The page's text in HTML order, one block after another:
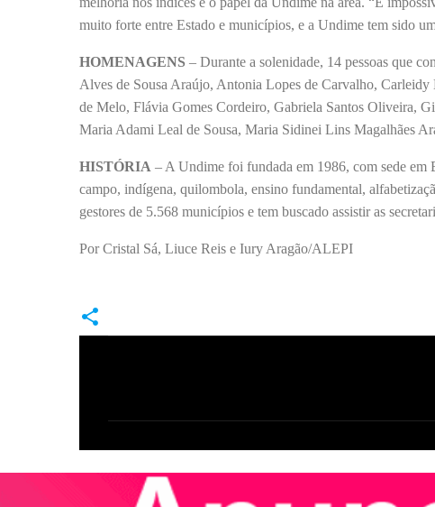
muito forte entre Estado e municípios, e a Undime tem sido
HOMENAGENS – Durante a solenidade, 14 pessoas que
Alves de Sousa Araújo, Antonia Lopes de Carvalho,
de Melo, Flávia Gomes Cordeiro, Gabriela Santos Oliveira,
Maria Adami Leal de Sousa, Maria Sidinei Lins Magalhães
HISTÓRIA – A Undime foi fundada em 1986, com sede em
campo, indígena, quilombola, ensino fundamental,
gestores de 5.568 municípios e tem buscado assistir as
Por Cristal Sá, Liuce Reis e Iury Aragão/ALEPI